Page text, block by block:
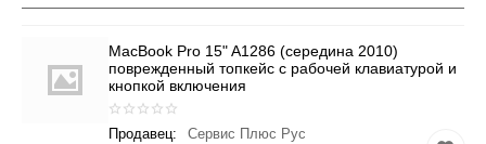
MacBook Pro 15" A1286 (середина 2010)
поврежденный топкейс с рабочей клавиатурой и
кнопкой включения
Продавец:
Сервис Плюс Рус